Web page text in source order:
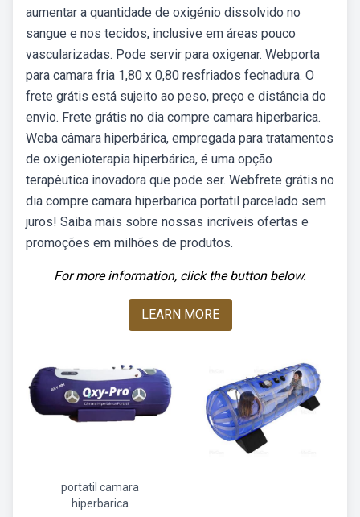
aumentar a quantidade de oxigénio dissolvido no
sangue e nos tecidos, inclusive em áreas pouco
vascularizadas. Pode servir para oxigenar. Webporta
para camara fria 1,80 x 0,80 resfriados fechadura. O
frete grátis está sujeito ao peso, preço e distância do
envio. Frete grátis no dia compre camara hiperbarica.
Weba câmara hiperbárica, empregada para tratamentos
de oxigenioterapia hiperbárica, é uma opção
terapêutica inovadora que pode ser. Webfrete grátis no
dia compre camara hiperbarica portatil parcelado sem
juros! Saiba mais sobre nossas incríveis ofertas e
promoções em milhões de produtos.
For more information, click the button below.
LEARN MORE
portatil camara
hiperbarica